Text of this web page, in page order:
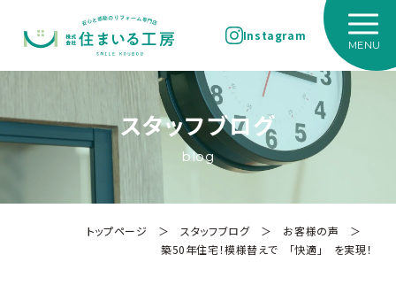
Instagram
スタッフブログ
blog
トップページ ＞ スタッフブログ＞ お客様の声 ＞
築50年住宅！模様替えで 「快適」 を実現！